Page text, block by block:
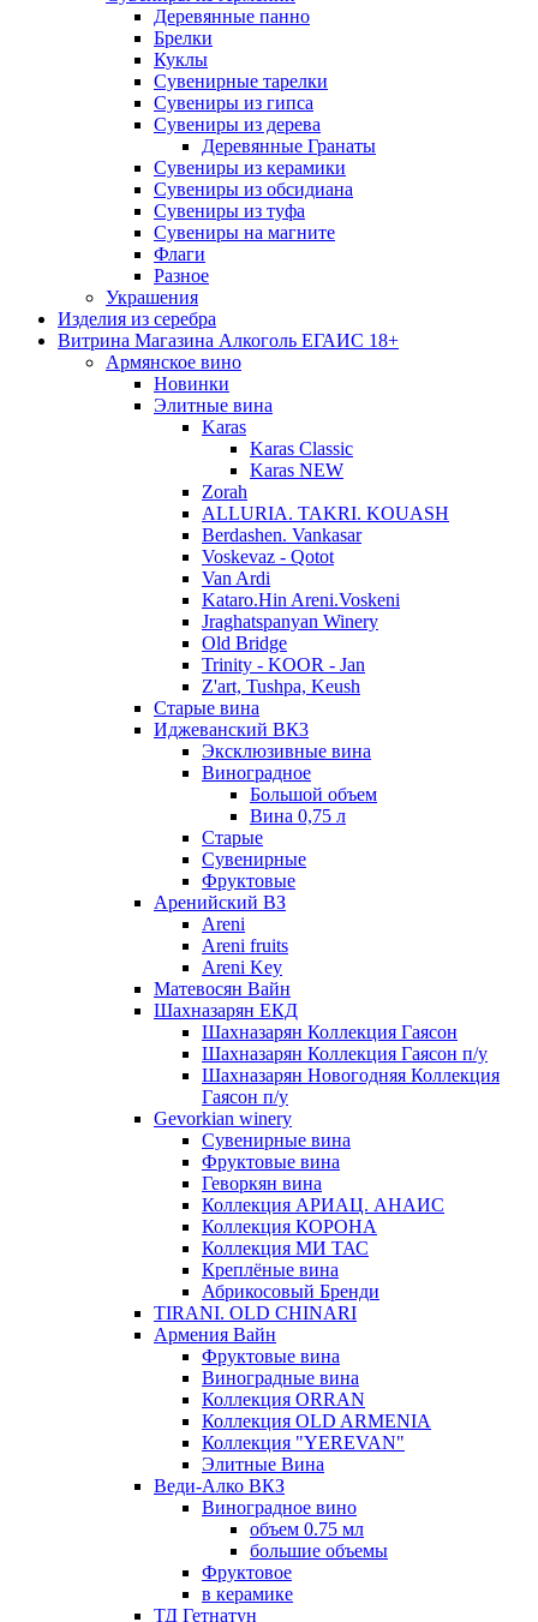
Деревянные панно
Брелки
Куклы
Сувенирные тарелки
Сувениры из гипса
Сувениры из дерева
Деревянные Гранаты
Сувениры из керамики
Сувениры из обсидиана
Сувениры из туфа
Сувениры на магните
Флаги
Разное
Украшения
Изделия из серебра
Витрина Магазина Алкоголь ЕГАИС 18+
Армянское вино
Новинки
Элитные вина
Karas
Karas Classic
Karas NEW
Zorah
ALLURIA. TAKRI. KOUASH
Berdashen. Vankasar
Voskevaz - Qotot
Van Ardi
Kataro.Hin Areni.Voskeni
Jraghatspanyan Winery
Old Bridge
Trinity - KOOR - Jan
Z'art, Tushpa, Keush
Старые вина
Иджеванский ВК3
Эксклюзивные вина
Виноградное
Большой объем
Вина 0,75 л
Старые
Сувенирные
Фруктовые
Аренийский ВЗ
Areni
Areni fruits
Areni Key
Матевосян Вайн
Шахназарян ЕКД
Шахназарян Коллекция Гаясон
Шахназарян Коллекция Гаясон п/у
Шахназарян Новогодняя Коллекция
Гаясон п/у
Gevorkian winery
Сувенирные вина
Фруктовые вина
Геворкян вина
Коллекция АРИАЦ. АНАИС
Коллекция КОРОНА
Коллекция МИ ТАС
Креплёные вина
Абрикосовый Бренди
TIRANI. OLD CHINARI
Армения Вайн
Фруктовые вина
Виноградные вина
Коллекция ORRAN
Коллекция OLD ARMENIA
Коллекция "YEREVAN"
Элитные Вина
Веди-Алко ВКЗ
Виноградное вино
объем 0.75 мл
большие объемы
Фруктовое
в керамике
ТД Гетнатун